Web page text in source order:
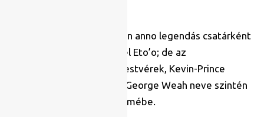
Ráadásul villogott az ANK-n anno legendás csatárként
Didier Drogba vagy Samuel Eto’o; de az
elefántcsontparti Touré-testvérek, Kevin-Prince
Boateng, Nwankwo Kanu, George Weah neve szintén
beíródott az ANK történelmébe.